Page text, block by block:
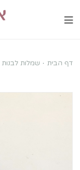
שמלה
שרוול
דף הבית שמלות לבנות